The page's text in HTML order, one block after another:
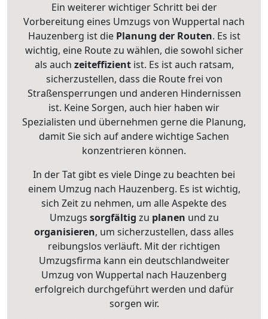
Ein weiterer wichtiger Schritt bei der
Vorbereitung eines Umzugs von Wuppertal nach
Hauzenberg ist diePlanung der Routen. Es ist
wichtig, eine Route zu wählen, die sowohl sicher
als auch zeiteffizientist. Es ist auch ratsam,
sicherzustellen, dass die Route frei von
Straßensperrungen und anderen Hindernissen
ist. Keine Sorgen, auch hier haben wir
Spezialisten und übernehmen gerne die Planung,
damit Sie sich auf andere wichtige Sachen
konzentrieren können.
In der Tat gibt es viele Dinge zu beachten bei
einem Umzug nach Hauzenberg. Es ist wichtig,
sich Zeit zu nehmen, um alle Aspekte des
Umzugs sorgfältig zu planen und zu
organisieren, um sicherzustellen, dass alles
reibungslos verläuft. Mit der richtigen
Umzugsfirma kann ein deutschlandweiter
Umzug von Wuppertal nach Hauzenberg
erfolgreich durchgeführt werden und dafür
sorgen wir.